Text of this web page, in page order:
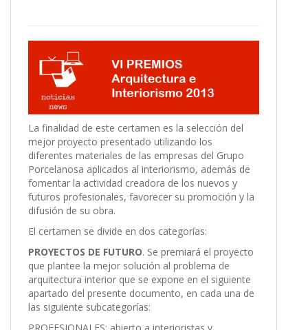
La finalidad de este certamen es la selección del
mejor proyecto presentado utilizando los
diferentes materiales de las empresas del Grupo
Porcelanosa aplicados al interiorismo, además de
fomentar la actividad creadora de los nuevos y
futuros profesionales, favorecer su promoción y la
difusión de su obra.
El certamen se divide en dos categorías:
PROYECTOS DE FUTURO. Se premiará el proyecto
que plantee la mejor solución al problema de
arquitectura interior que se expone en el siguiente
apartado del presente documento, en cada una de
las siguiente subcategorías: